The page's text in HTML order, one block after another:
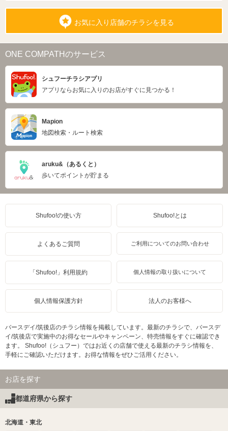
お気に入り店舗のチラシを見る
ONE COMPATHのサービス
シュフーチラシアプリ
アプリならお気に入りのお店がすぐに見つかる！
Mapion
地図検索・ルート検索
aruku&（あるくと）
歩いてポイントが貯まる
Shufoo!の使い方 Shufoo!とは
よくあるご質問 ご利用についてのお問い合わせ
「Shufoo!」利用規約 個人情報の取り扱いについて
個人情報保護方針 法人のお客様へ
バースデイ/筑後店のチラシ情報を掲載しています。最新のチラシで、バースデ
イ/筑後店で実施中のお得なセールやキャンペーン、特売情報をすぐに確認でき
ます。 Shufoo!（シュフー）ではお近くの店舗で使える最新のチラシ情報を、
手軽にご確認いただけます。お得な情報をぜひご活用ください。
お店を探す
都道府県から探す
北海道・東北